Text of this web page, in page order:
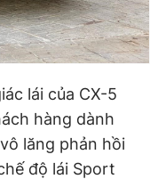
lái của CX-5
hàng dành
lăng phản hồi
độ lái Sport